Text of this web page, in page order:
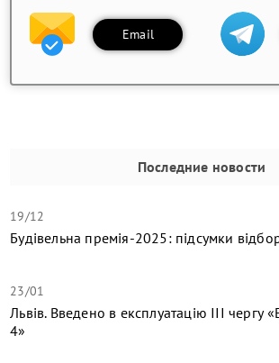
Email
Последние новости
19/12
Будівельна премія-2025: підсумки
23/01
Львів. Введено в експлуатацію ІІІ чергу
4»